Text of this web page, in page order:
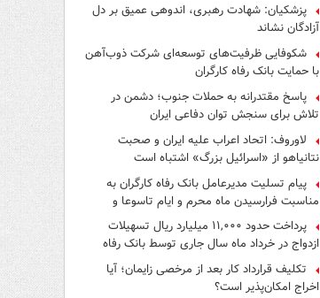
پزشکیان: شهادت رهبری، اندوهی عمیق بر دل
آزادگان نشاند
شکوفایی ظرفیت‌های توسعه‌ای شرکت ذوب‌آهن
با حمایت‌ بانک رفاه کارگران
پاسخ مقتدرانه به حملات جنوب؛ دشمن در
تلاش برای سنجش توان دفاعی ایران
لاوروف: اتحاد اعراب علیه ایران و صحبت
نتانیاهو از «اسرائیل بزرگ» اشتباه است
پیام تسلیت مدیرعامل بانک رفاه کارگران به
مناسبت فرارسیدن ماه محرم و ایام تاسوعا و
عاشورای حسینی
پرداخت حدود ۱۱,۰۰۰ میلیارد ریال تسهیلات
ازدواج در خرداد ماه سال جاری توسط بانک رفاه
کارگران
تکلیف قرارداد کار بعد از مرخصی زایمان؛ آیا
اخراج امکان‌پذیر است؟